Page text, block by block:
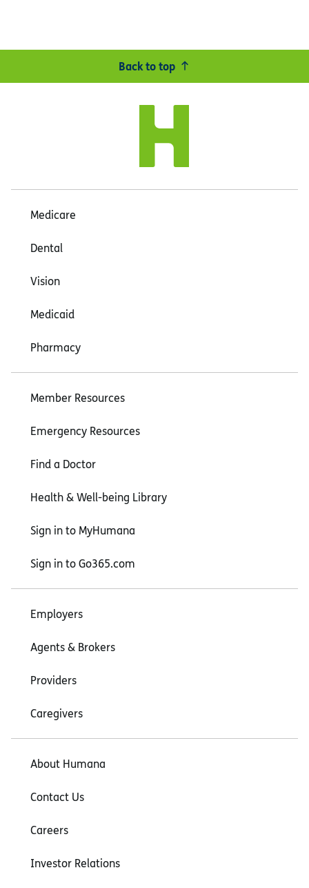
Back to top
Medicare
Dental
Vision
Medicaid
Pharmacy
Member Resources
Emergency Resources
Find a Doctor
Health & Well-being Library
Sign in to MyHumana
Sign in to Go365.com
Employers
Agents & Brokers
Providers
Caregivers
About Humana
Contact Us
Careers
Investor Relations